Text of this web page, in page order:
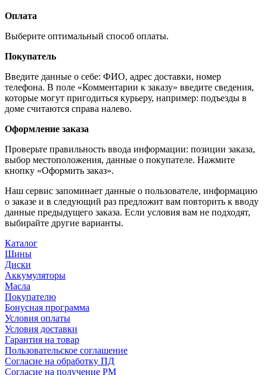
Оплата
Выберите оптимальный способ оплаты.
Покупатель
Введите данные о себе: ФИО, адрес доставки, номер
телефона. В поле «Комментарии к заказу» введите сведения,
которые могут пригодиться курьеру, например: подъезды в
доме считаются справа налево.
Оформление заказа
Проверьте правильность ввода информации: позиции заказа,
выбор местоположения, данные о покупателе. Нажмите
кнопку «Оформить заказ».
Наш сервис запоминает данные о пользователе, информацию
о заказе и в следующий раз предложит вам повторить к вводу
данные предыдущего заказа. Если условия вам не подходят,
выбирайте другие варианты.
Каталог
Шины
Диски
Аккумуляторы
Масла
Покупателю
Бонусная программа
Условия оплаты
Условия доставки
Гарантия на товар
Пользовательское соглашение
Согласие на обработку ПД
Согласие на получение РМ